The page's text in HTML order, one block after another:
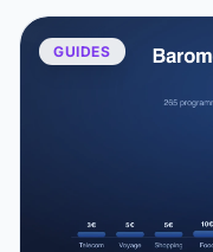
GUIDES